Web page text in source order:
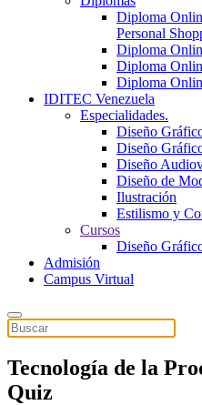
Diploma
Personal
Diploma
Diploma
Diploma
IDITEC Venezuela
Especialidades.
Diseño
Diseño
Diseño
Diseño de
Ilustración
Estilismo y
Cursos
Diseño
Admisión
Campus Virtual
Tecnología de la
Quiz